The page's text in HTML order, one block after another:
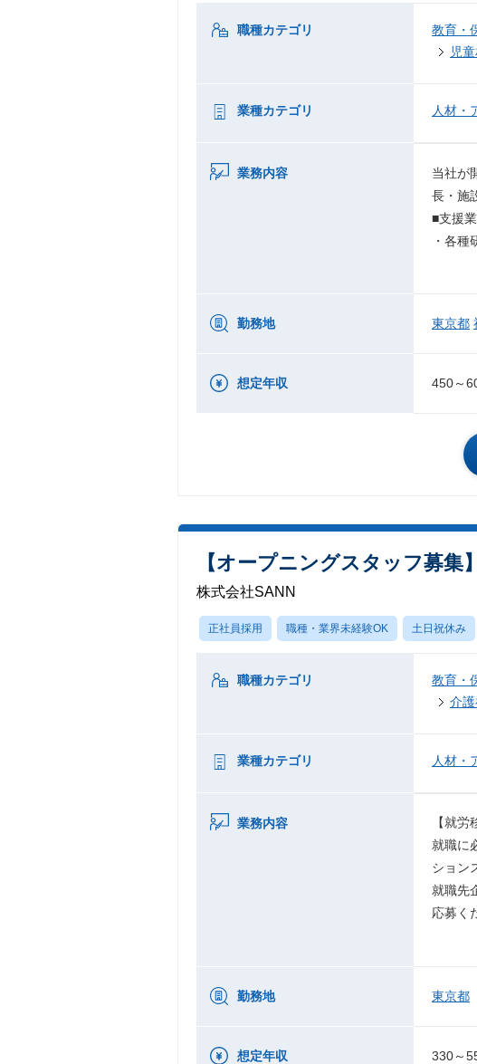
職種カテゴリ 教育・
児
業種カテゴリ 人材・
業務内容
当社が
長・施
■支援
・各
勤務地 東京都
想定年収 450～
【オープニングスタッフ募集
株式会社SANN
正社員採用 職種・業界未経験OK 土日祝休み
職種カテゴリ 教育・
介
業種カテゴリ 人材・
業務内容
【就労
就職に
ション
就職先
応募く
勤務地 東京都
想定年収 330～